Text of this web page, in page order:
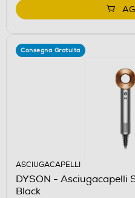
Consegna Gratuita
ASCIUGACAPELLI
DYSON - Asciugacapelli
Black